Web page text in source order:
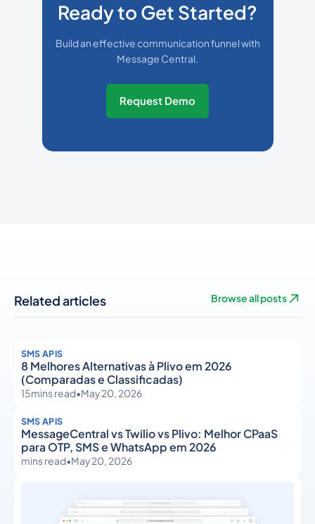
Ready to Get Started?
Build an effective communication funnel with
Message Central.
Request Demo
Related articles Browse all posts
SMS APIS
8 Melhores Alternativas à Plivo em 2026
(Comparadas e Classificadas)
15mins read•May 20, 2026
SMS APIS
MessageCentral vs Twilio vs Plivo: Melhor CPaaS
para OTP, SMS e WhatsApp em 2026
mins read•May 20, 2026